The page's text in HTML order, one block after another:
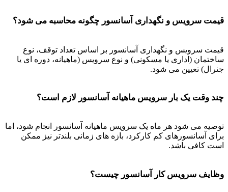
قیمت سرویس و نگهداری آسانسور چگونه محاسبه می شود؟
قیمت سرویس و نگهداری آسانسور بر اساس تعداد توقف، نوع
ساختمان (اداری یا مسکونی) و نوع سرویس (ماهیانه، دوره ای یا
جنرال) تعیین می شود.
چند وقت یک بار سرویس ماهیانه آسانسور لازم است؟
توصیه می شود هر ماه یک سرویس ماهیانه آسانسور انجام شود، اما
برای آسانسورهای کم کارکرد، بازه های زمانی بلندتر نیز ممکن
است کافی باشد.
وظایف سرویس کار آسانسور چیست؟